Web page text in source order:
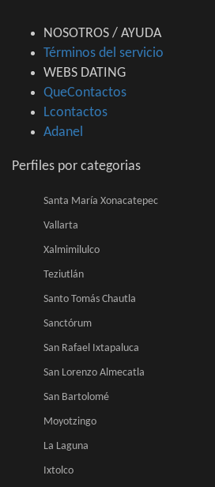
NOSOTROS / AYUDA
Términos del servicio
WEBS DATING
QueContactos
Lcontactos
Adanel
Perfiles por categorias
Santa María Xonacatepec
Vallarta
Xalmimilulco
Teziutlán
Santo Tomás Chautla
Sanctórum
San Rafael Ixtapaluca
San Lorenzo Almecatla
San Bartolomé
Moyotzingo
La Laguna
Ixtolco